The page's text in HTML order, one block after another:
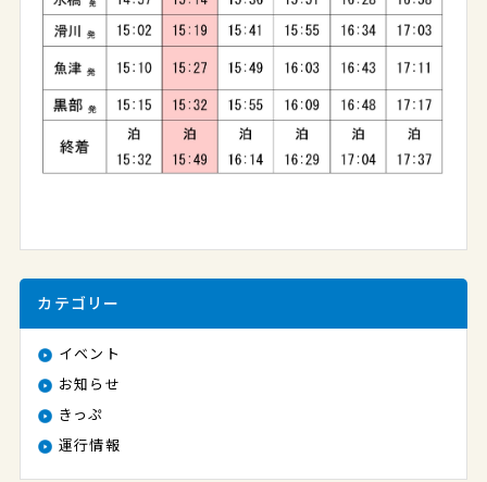
カテゴリー
イベント
お知らせ
きっぷ
運行情報